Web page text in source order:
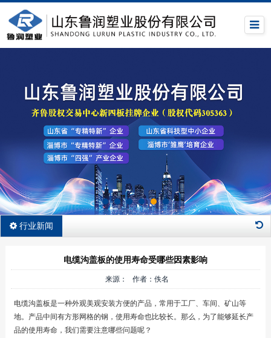
行业新闻
电缆沟盖板的使用寿命受哪些因素影响
来源： 作者：佚名
电缆沟盖板是一种外观美观安装方便的产品，常用于工厂、车间、矿山等
地。产品中间有方形网格的钢，使用寿命也比较长。那么，为了能够延长产
品的使用寿命，我们需要注意哪些问题呢？